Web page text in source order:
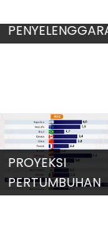
MENANGANI
TAK BERIZIN
KINERJA HULU